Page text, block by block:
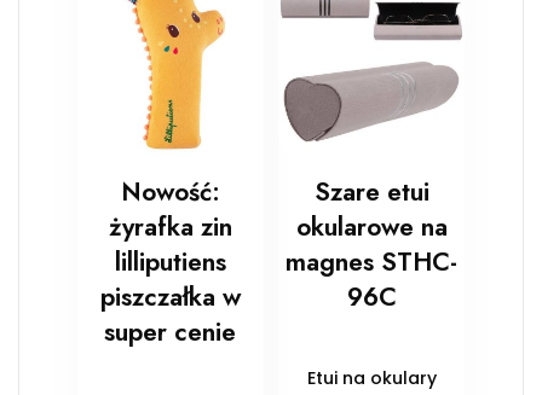
Nowość:
żyrafka zin
lilliputiens
piszczałka w
super cenie
Szare etui
okularowe na
magnes STHC-
96C
Etui na okulary